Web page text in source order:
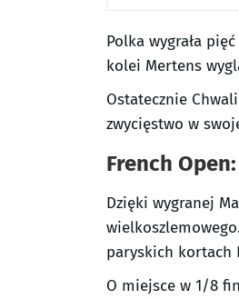
Polka wygrała
kolei Mertens
Ostatecznie
zwycięstwo w
French
Dzięki wygranej
paryskich kortach
O miejsce w 1/8